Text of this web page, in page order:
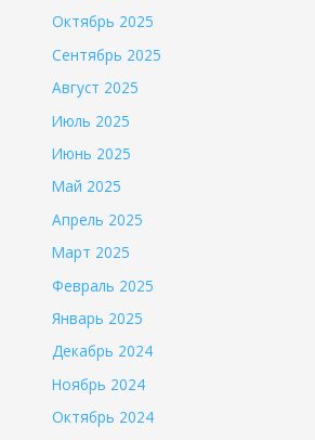
Октябрь 2025
Сентябрь 2025
Август 2025
Июль 2025
Июнь 2025
Май 2025
Апрель 2025
Март 2025
Февраль 2025
Январь 2025
Декабрь 2024
Ноябрь 2024
Октябрь 2024